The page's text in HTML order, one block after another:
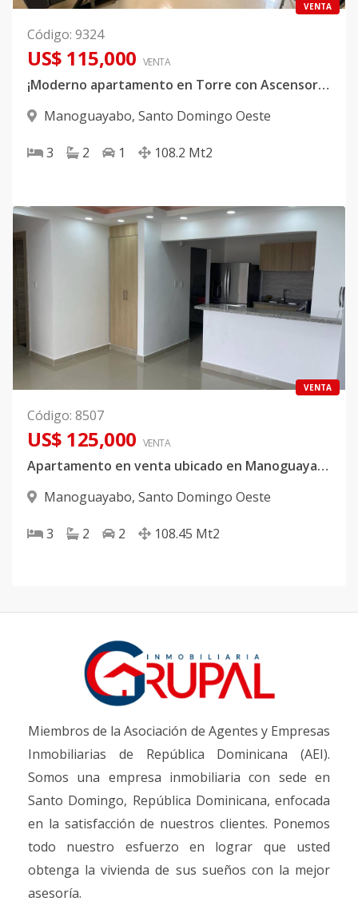
VENTA
Código: 9324
US$ 115,000 VENTA
¡Moderno apartamento en Torre con Ascensor próximo a Occidental Mall!
Manoguayabo, Santo Domingo Oeste
3 2 1 108.2 Mt2
VENTA
Código: 8507
US$ 125,000 VENTA
Apartamento en venta ubicado en Manoguayabo
Manoguayabo, Santo Domingo Oeste
3 2 2 108.45 Mt2
Miembros de la Asociación de Agentes y Empresas
Inmobiliarias de República Dominicana (AEI).
Somos una empresa inmobiliaria con sede en
Santo Domingo, República Dominicana, enfocada
en la satisfacción de nuestros clientes. Ponemos
todo nuestro esfuerzo en lograr que usted
obtenga la vivienda de sus sueños con la mejor
asesoría.